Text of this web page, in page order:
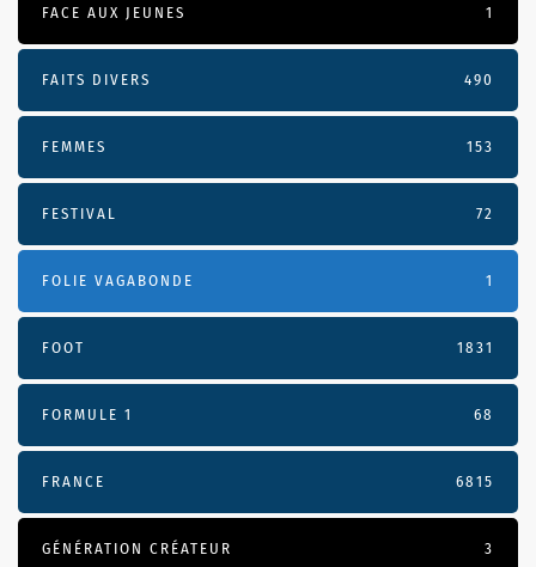
FACE AUX JEUNES 1
FAITS DIVERS 490
FEMMES 153
FESTIVAL 72
FOLIE VAGABONDE 1
FOOT 1831
FORMULE 1 68
FRANCE 6815
GÉNÉRATION CRÉATEUR 3